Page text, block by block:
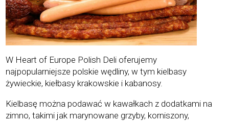
W Heart of Europe Polish Deli oferujemy
najpopularniejsze polskie wędliny, w tym kielbasy
żywieckie, kiełbasy krakowskie i kabanosy.
Kielbasę można podawać w kawałkach z dodatkami na
zimno, takimi jak marynowane grzyby, korniszony,